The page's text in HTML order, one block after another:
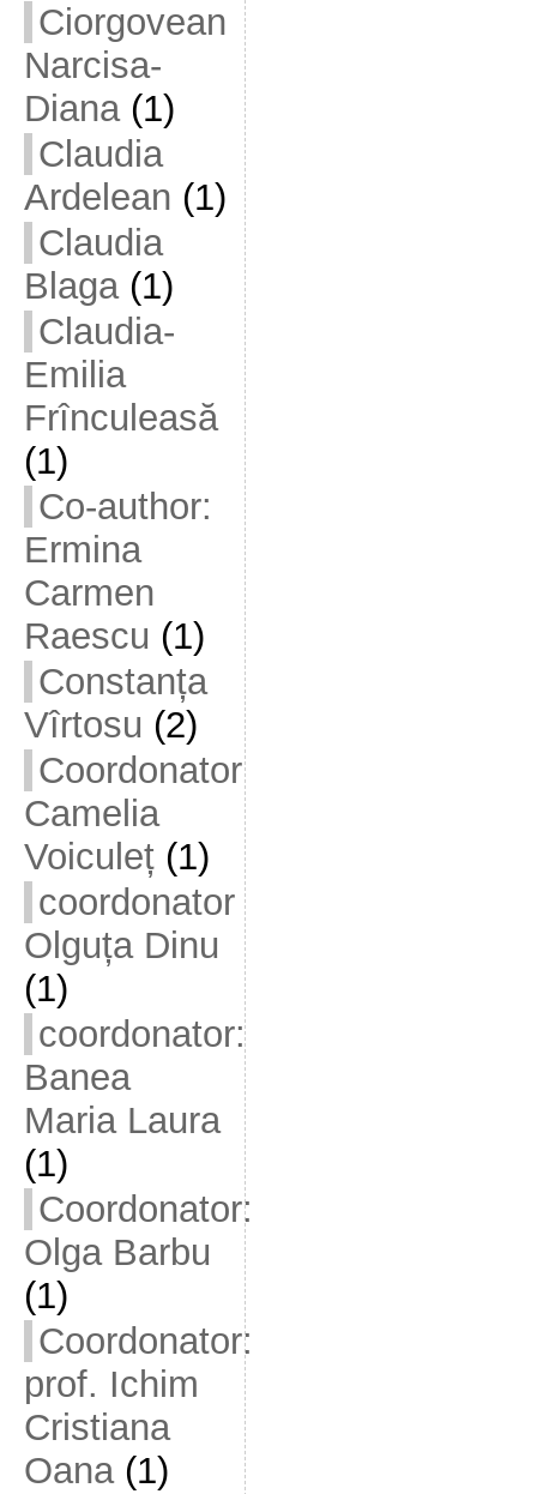
Ciorgovean
Narcisa-
Diana(1)
Claudia
Ardelean (1)
Claudia
Blaga(1)
Claudia-
Emilia
Frînculeasă
(1)
Co-author:
Ermina
Carmen
Raescu (1)
Constanța
Vîrtosu (2)
Coordonator
Camelia
Voiculeț(1)
coordonator
Olguța Dinu
(1)
coordonator:
Banea
Maria Laura
(1)
Coordonator:
Olga Barbu
(1)
Coordonator:
prof. Ichim
Cristiana
Oana(1)